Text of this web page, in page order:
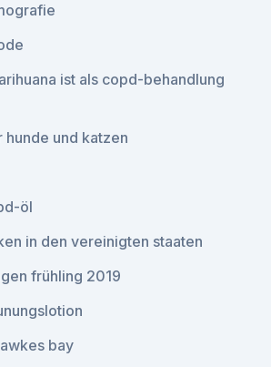
ist als copd-behandlung
und katzen
öl
in den vereinigten staaten
frühling 2019
bay